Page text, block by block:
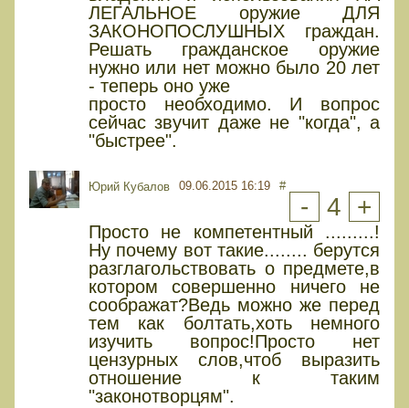
ЛЕГАЛЬНОЕ оружие ДЛЯ
ЗАКОНОПОСЛУШНЫХ граждан.
Решать гражданское оружие
нужно или нет можно было 20 лет
- теперь оно уже
просто необходимо. И вопрос
сейчас звучит даже не "когда", а
"быстрее".
Юрий Кубалов 09.06.2015 16:19 #
- 4 +
Просто не компетентный .........!
Ну почему вот такие........ берутся
разглагольствовать о предмете,в
котором совершенно ничего не
соображат?Ведь можно же перед
тем как болтать,хоть немного
изучить вопрос!Просто нет
цензурных слов,чтоб выразить
отношение к таким
"законотворцям".